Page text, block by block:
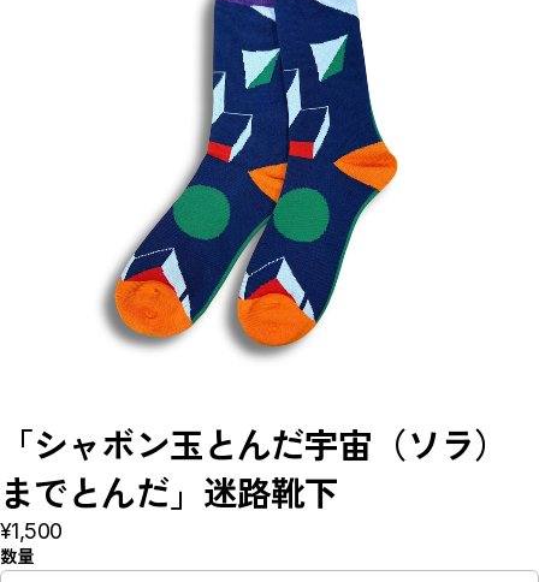
グッバイマイダーリン★
ラブ・レター
シャボン玉とんだ宇宙（ソラ）までとんだ
リトルプリンス
Pamphlet
CLOSE
「シャボン玉とんだ宇宙（ソラ）
までとんだ」迷路靴下
¥1,500
数量